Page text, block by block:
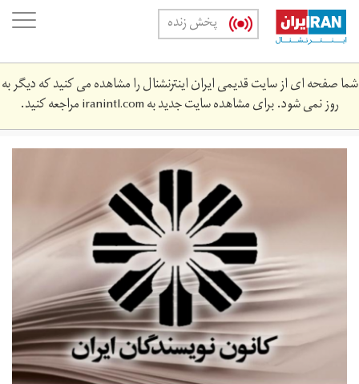
Skip
main
content
پخش زنده
شما صفحه ای از سایت قدیمی ایران اینترنشنال را مشاهده می کنید که دیگر به
روز نمی شود. برای مشاهده سایت جدید بهiranintl.comمراجعه کنید.
کانون